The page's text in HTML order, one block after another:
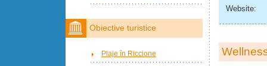
Website:
Obiective turistice
Plaje în Riccione